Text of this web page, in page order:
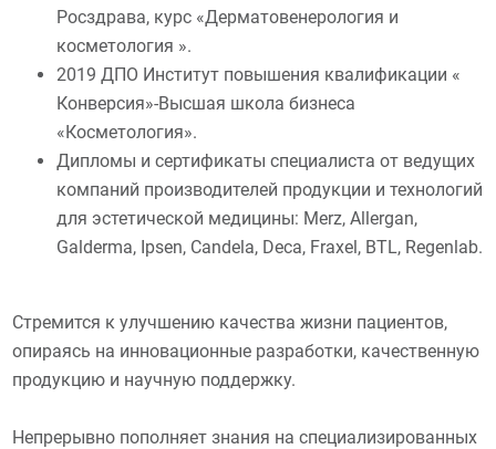
Росздрава, курс «Дерматовенерология и
косметология ».
2019 ДПО Институт повышения квалификации «
Конверсия»-Высшая школа бизнеса
«Косметология».
Дипломы и сертификаты специалиста от ведущих
компаний производителей продукции и технологий
для эстетической медицины: Merz, Allergan,
Galderma, Ipsen, Candela, Deca, Fraxel, BTL, Regenlab.
Стремится к улучшению качества жизни пациентов,
опираясь на инновационные разработки, качественную
продукцию и научную поддержку.
Непрерывно пополняет знания на специализированных